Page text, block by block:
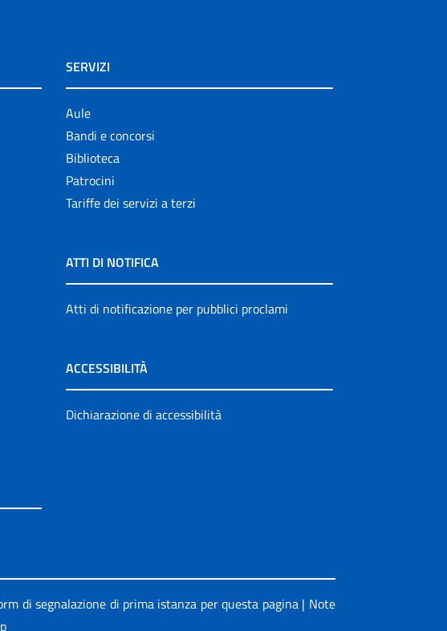
SERVIZI
Aule
Bandi e concorsi
Biblioteca
Patrocini
Tariffe dei servizi a terzi
ATTI DI NOTIFICA
Atti di notificazione per pubblici proclami
ACCESSIBILITÀ
Dichiarazione di accessibilità
di segnalazione di prima istanza per questa pagina| Note